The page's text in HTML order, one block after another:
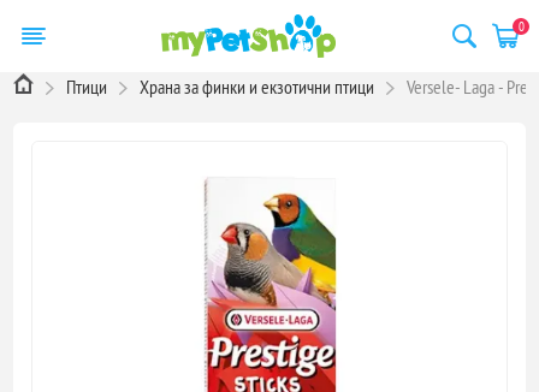
0
Птици Храна за финки и екзотични птици Versele- Laga -